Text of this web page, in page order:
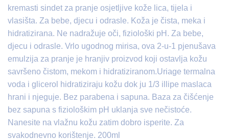
kremasti sindet za pranje osjetljive kože lica, tijela i
vlasišta. Za bebe, djecu i odrasle. Koža je čista, meka i
hidratizirana. Ne nadražuje oči, fiziološki pH. Za bebe,
djecu i odrasle. Vrlo ugodnog mirisa, ova 2-u-1 pjenušava
emulzija za pranje je hranjiv proizvod koji ostavlja kožu
savršeno čistom, mekom i hidratiziranom.Uriage termalna
voda i glicerol hidratiziraju kožu dok ju 1/3 illipe maslaca
hrani i njeguje. Bez parabena i sapuna. Baza za čišćenje
bez sapuna s fiziološkim pH uklanja sve nečistoće.
Nanesite na vlažnu kožu zatim dobro isperite. Za
svakodnevno korištenje. 200ml